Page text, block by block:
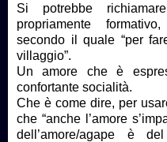
Si potrebbe
propriamente
secondo il quale “per
villaggio”.
Un amore che è
confortante socialità.
Che è come dire, per
che “anche l’amore
dell’amore/agape è